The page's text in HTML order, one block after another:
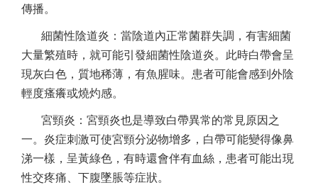
傳播。
細菌性陰道炎：當陰道內正常菌群失調，有害細菌
大量繁殖時，就可能引發細菌性陰道炎。此時白帶會呈
現灰白色，質地稀薄，有魚腥味。患者可能會感到外陰
輕度瘙癢或燒灼感。
宮頸炎：宮頸炎也是導致白帶異常的常見原因之
一。炎症刺激可使宮頸分泌物增多，白帶可能變得像鼻
涕一樣，呈黃綠色，有時還會伴有血絲，患者可能出現
性交疼痛、下腹墜脹等症狀。